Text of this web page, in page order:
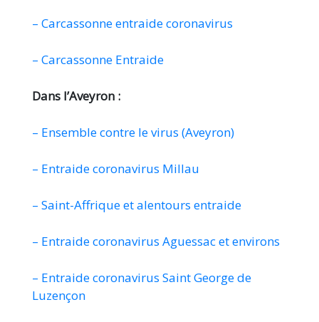
– Carcassonne entraide coronavirus
– Carcassonne Entraide
Dans l’Aveyron :
– Ensemble contre le virus (Aveyron)
– Entraide coronavirus Millau
– Saint-Affrique et alentours entraide
– Entraide coronavirus Aguessac et environs
– Entraide coronavirus Saint George de
Luzençon